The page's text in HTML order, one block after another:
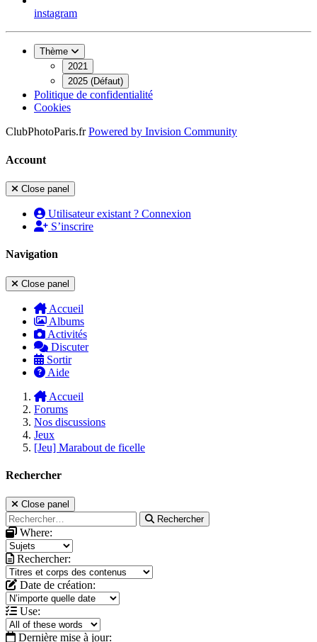
instagram
Thème
2021
2025 (Défaut)
Politique de confidentialité
Cookies
ClubPhotoParis.fr Powered by Invision Community
Account
Close panel
Utilisateur existant ? Connexion
S’inscrire
Navigation
Close panel
Accueil
Albums
Activités
Discuter
Sortir
Aide
Accueil
Forums
Nos discussions
Jeux
[Jeu] Marabout de ficelle
Rechercher
Close panel
Rechercher
Where:
Rechercher:
Date de création:
Use:
Dernière mise à jour: